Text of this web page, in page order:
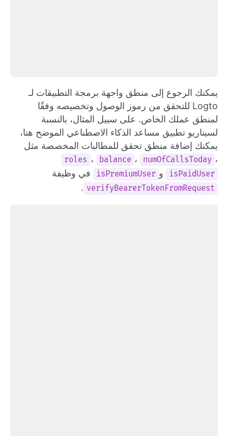
يمكنك الرجوع إلى منطق واجهة برمجة التطبيقات لـ
Logto للتحقق من رموز الوصول وتخصيصه وفقًا
لمنطق عملك الخاص. على سبيل المثال، بالنسبة
لسيناريو تطبيق مساعد الذكاء الاصطناعي الموضح هنا،
يمكنك إضافة منطق تحقق للمطالبات المخصصة مثل
roles ، balance ، numOfCallsToday ،
isPaidUser و isPremiumUser في وظيفة
verifyBearerTokenFromRequest
.